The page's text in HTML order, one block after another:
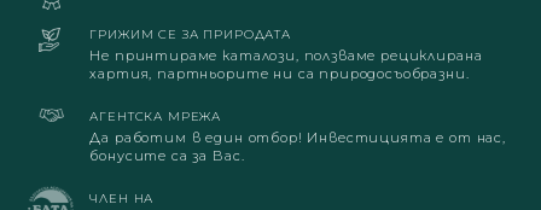
ГРИЖИМ СЕ ЗА ПРИРОДАТА
Не принтираме каталози, ползваме рециклирана
хартия, партньорите ни са природосъобразни.
АГЕНТСКА МРЕЖА
Да работим в един отбор! Инвестицията е от нас,
бонусите са за Вас.
ЧЛЕН НА